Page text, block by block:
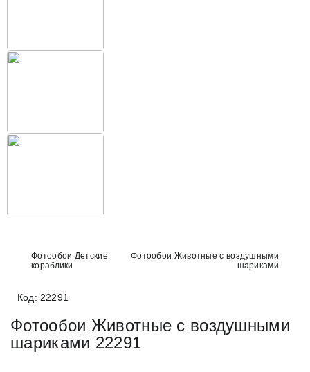
Фотообои Детские
кораблики
Фотообои Животные с воздушными
шариками
Код: 22291
Фотообои Животные с воздушными
шариками 22291